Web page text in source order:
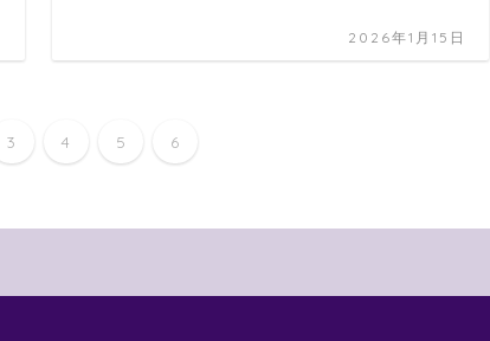
2026年1月15日
3 4 5 6